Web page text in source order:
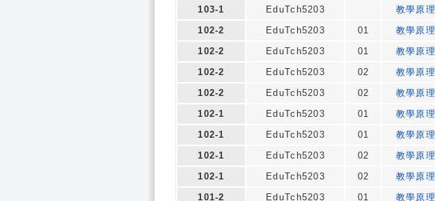
103-1
EduTch5203 教學原理
102-2
EduTch5203 01 教學原理
102-2
EduTch5203 01 教學原理
102-2
EduTch5203 02 教學原理
102-2
EduTch5203 02 教學原理
102-1
EduTch5203 01 教學原理
102-1
EduTch5203 01 教學原理
102-1
EduTch5203 02 教學原理
102-1
EduTch5203 02 教學原理
101-2
EduTch5203 01 教學原理